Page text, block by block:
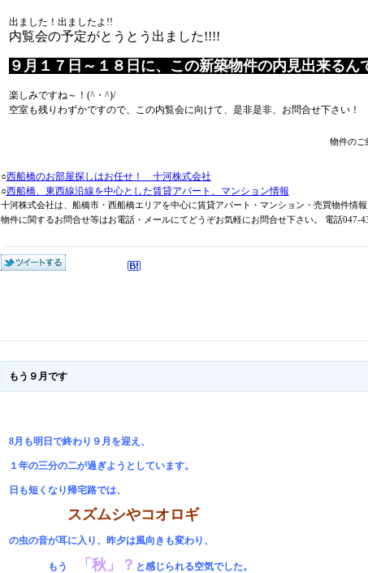
出ました！出ましたよ!!
内覧会の予定がとうとう出ました!!!!
９月１７日～１８日に、この新築物件の内見出来るん
楽しみですね～！(^・^)/
空室も残りわずかですので、この内覧会に向けて、是非是非、お問合せ下さい！
物件のご
○西船橋のお部屋探しはお任せ！ 十河株式会社
○西船橋、東西線沿線を中心とした賃貸アパート、マンション情報
十河株式会社は、船橋市・西船橋エリアを中心に賃貸アパート・マンション・売買物件情
物件に関するお問合せ等はお電話・メールにてどうぞお気軽にお問合せ下さい。 電話047-
もう９月です
8月も明日で終わり９月を迎え、
１年の三分の二が過ぎようとしています。
日も短くなり帰宅路では、
スズムシやコオロギ
の虫の音が耳に入り、昨夕は風向きも変わり、
もう 「秋」？ と感じられる空気でした。